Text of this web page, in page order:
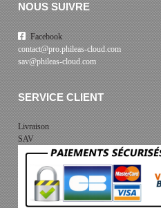
NOUS SUIVRE
Facebook
contact@pro.phileas-cloud.com
sav@phileas-cloud.com
SERVICE CLIENT
Livraison
SAV